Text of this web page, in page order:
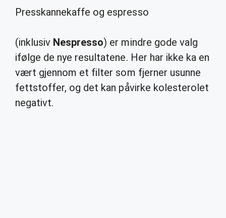
Presskannekaffe og espresso
(inklusiv Nespresso) er mindre gode valg
ifølge de nye resultatene. Her har ikke ka en
vært gjennom et filter som fjerner usunne
fettstoffer, og det kan påvirke kolesterolet
negativt.